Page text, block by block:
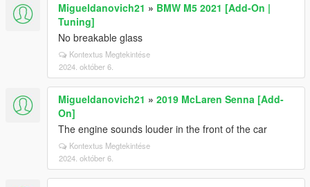
Migueldanovich21 » BMW M5 2021 [Add-On |
Tuning]
No breakable glass
Kontextus Megtekintése
2024. október 6.
Migueldanovich21 » 2019 McLaren Senna [Add-
On]
The engine sounds louder in the front of the car
Kontextus Megtekintése
2024. október 6.